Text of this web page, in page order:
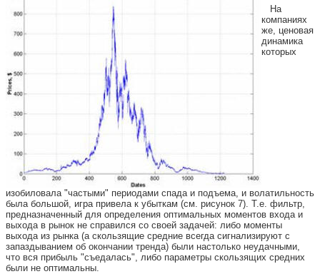
На
компаниях
же, ценовая
динамика
которых
изобиловала "частыми" периодами спада и подъема, и волатильность
была большой, игра привела к убыткам (см. рисунок 7). Т.е. фильтр,
предназначенный для определения оптимальных моментов входа и
выхода в рынок не справился со своей задачей: либо моменты
выхода из рынка (а скользящие средние всегда сигнализируют с
запаздыванием об окончании тренда) были настолько неудачными,
что вся прибыль "съедалась", либо параметры скользящих средних
были не оптимальны.